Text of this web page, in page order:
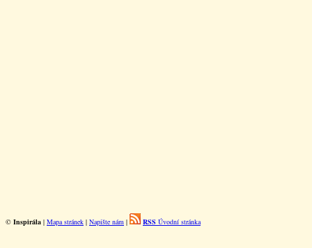
© Inspirála | Mapa stránek | Napište nám | RSS Úvodní stránka